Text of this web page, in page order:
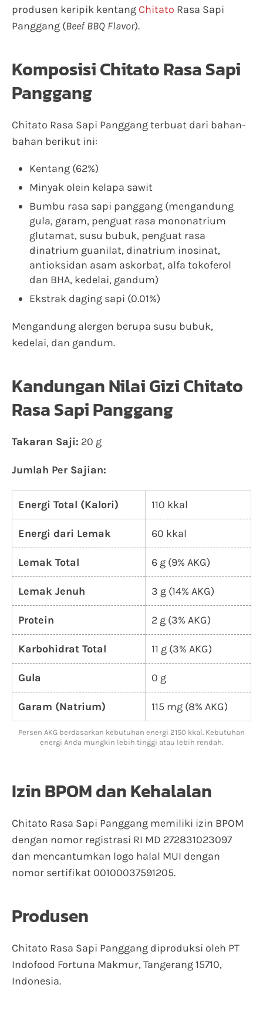
produsen keripik kentang Chitato Rasa Sapi
Panggang (Beef BBQ Flavor).
Komposisi Chitato Rasa Sapi
Panggang
Chitato Rasa Sapi Panggang terbuat dari bahan-
bahan berikut ini:
Kentang (62%)
Minyak olein kelapa sawit
Bumbu rasa sapi panggang (mengandung
gula, garam, penguat rasa mononatrium
glutamat, susu bubuk, penguat rasa
dinatrium guanilat, dinatrium inosinat,
antioksidan asam askorbat, alfa tokoferol
dan BHA, kedelai, gandum)
Ekstrak daging sapi (0.01%)
Mengandung alergen berupa susu bubuk,
kedelai, dan gandum.
Kandungan Nilai Gizi Chitato
Rasa Sapi Panggang
Takaran Saji: 20 g
Jumlah Per Sajian:
Energi Total (Kalori) 110 kkal
Energi dari Lemak 60 kkal
Lemak Total 6 g (9% AKG)
Lemak Jenuh 3 g (14% AKG)
Protein 2 g (3% AKG)
Karbohidrat Total 11 g (3% AKG)
Gula 0 g
Garam (Natrium) 115 mg (8% AKG)
Persen AKG berdasarkan kebutuhan energi 2150 kkal. Kebutuhan
energi Anda mungkin lebih tinggi atau lebih rendah.
Izin BPOM dan Kehalalan
Chitato Rasa Sapi Panggang memiliki izin BPOM
dengan nomor registrasi RI MD 272831023097
dan mencantumkan logo halal MUI dengan
nomor sertifikat 00100037591205.
Produsen
Chitato Rasa Sapi Panggang diproduksi oleh PT
Indofood Fortuna Makmur, Tangerang 15710,
Indonesia.